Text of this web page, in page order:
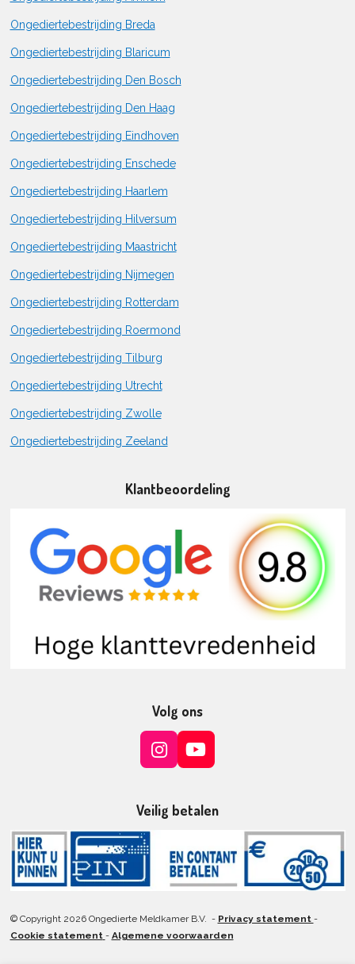
Ongediertebestrijding Breda
Ongediertebestrijding Blaricum
Ongediertebestrijding Den Bosch
Ongediertebestrijding Den Haag
Ongediertebestrijding Eindhoven
Ongediertebestrijding Enschede
Ongediertebestrijding Haarlem
Ongediertebestrijding Hilversum
Ongediertebestrijding Maastricht
Ongediertebestrijding Nijmegen
Ongediertebestrijding Rotterdam
Ongediertebestrijding Roermond
Ongediertebestrijding Tilburg
Ongediertebestrijding Utrecht
Ongediertebestrijding Zwolle
Ongediertebestrijding Zeeland
Klantbeoordeling
Volg ons
I
t
Y
T
e
Veilig betalen
© Copyright 2026 Ongedierte Meldkamer B.V. - Privacy statement -
Cookie statement - Algemene voorwaarden